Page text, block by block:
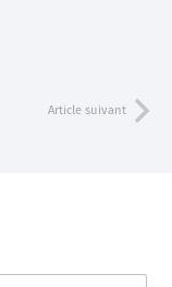
Article suivant